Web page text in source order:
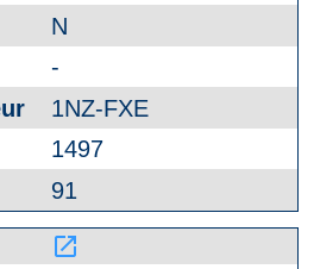
N
-
1NZ-FXE
1497
91
launch